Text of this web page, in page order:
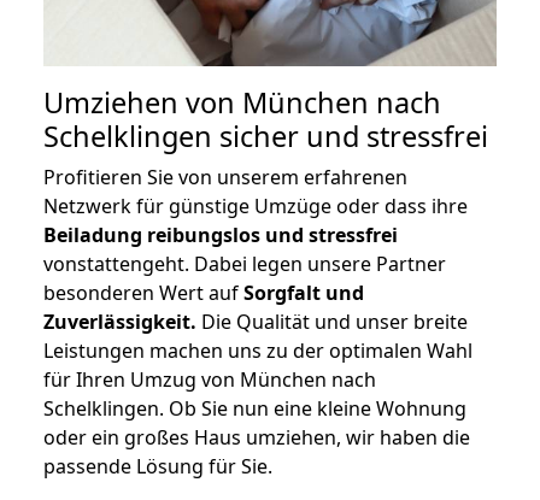
Umziehen von München nach
Schelklingen sicher und stressfrei
Profitieren Sie von unserem erfahrenen
Netzwerk für günstige Umzüge oder dass ihre
Beiladung reibungslos und stressfrei
vonstattengeht. Dabei legen unsere Partner
besonderen Wert aufSorgfalt und
Zuverlässigkeit. Die Qualität und unser breite
Leistungen machen uns zu der optimalen Wahl
für Ihren Umzug von München nach
Schelklingen. Ob Sie nun eine kleine Wohnung
oder ein großes Haus umziehen, wir haben die
passende Lösung für Sie.